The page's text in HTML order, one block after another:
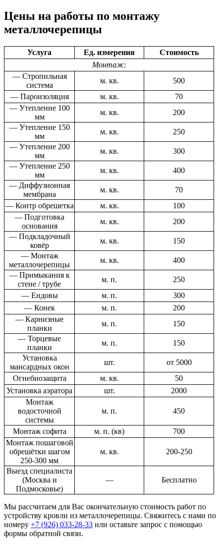
Цены на работы по монтажу
металлочерепицы
Услуга Ед. измерения
Стоимость
Монтаж:
— Стропильная
система
м. кв.
500
— Пароизоляция
м. кв.
70
— Утепление 100
мм
м. кв.
200
— Утепление 150
мм
м. кв.
250
— Утепление 200
мм
м. кв.
300
— Утепление 250
мм
м. кв.
400
— Диффузионная
мембрана
м. кв.
70
— Контр обрешетка
м. кв.
100
— Подготовка
основания
м. кв.
200
— Подкладочный
ковёр
м. кв.
150
— Монтаж
металлочерепицы
м. кв.
400
— Примыкания к
стене / трубе
м. п.
250
— Ендовы
м. п.
300
— Конек
м. п.
200
— Карнизные
планки
м. п.
150
— Торцевые
планки
м. п.
150
Установка
мансардных окон
шт.
от 5000
Огнебиозащита
м. кв.
50
Установка аэратора
шт.
2000
Монтаж
водосточной
системы
м. п. 450
Монтаж софита м. п. (кв)
700
Монтаж пошаговой
обрешётки шагом
250-300 мм
м. кв. 200-250
Выезд специалиста
(Москва и
Подмосковье)
— Бесплатно
Мы рассчитаем для Вас окончательную стоимость работ по
устройству кровли из металлочерепицы. Свяжитесь с нами по
номеру +7 (926) 033-28-33 или оставьте запрос с помощью
формы обратной связи.